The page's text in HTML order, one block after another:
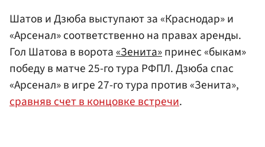
Шатов и Дзюба выступают за «Краснодар» и
«Арсенал» соответственно на правах аренды.
Гол Шатова в ворота«Зенита»принес «быкам»
победу в матче 25-го тура РФПЛ. Дзюба спас
«Арсенал» в игре 27-го тура против «Зенита»,
сравняв счет в концовке встречи.